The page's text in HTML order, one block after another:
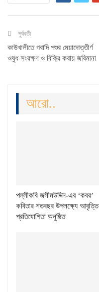
পুর্ববর্তী
কাউখালীতে গবাদি পশুর মেয়াদোত্তীর্ণ
ওষুধ সংরক্ষণ ও বিক্রি করায় জরিমানা
আরো..
পল্লীকবি জসীমউদ্দিন-এর ‘কবর’
কবিতার শতবছর উপলক্ষ্যে আবৃত্তি
প্রতিযোগিতা অনুষ্ঠিত